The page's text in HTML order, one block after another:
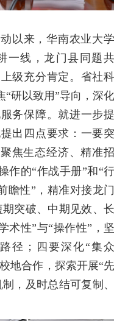
以来，华南农业大学
一线，龙门县同题共
级充分肯定。省社科
“研以致用”导向，深化
务保障。就进一步提
出四点要求：一要突
焦生态经济、精准招
作的“作战手册”和“行
瞻性”，精准对接龙门
突破、中期见效、长
术性”与“操作性”，坚
径；四要深化“集众
地合作，探索开展“先
，及时总结可复制、